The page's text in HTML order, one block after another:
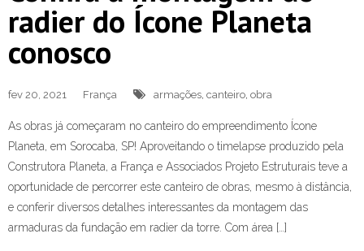
PROJETOS ESTRUTURAIS
NOVIDADES
CONTATO
radier do Ícone Planeta
conosco
fev 20, 2021 França armações canteiro obra
As obras já começaram no canteiro do empreendimento Ícone
Planeta, em Sorocaba, SP! Aproveitando o timelapse produzido pela
Construtora Planeta, a França e Associados Projeto Estruturais teve a
oportunidade de percorrer este canteiro de obras, mesmo à distância,
e conferir diversos detalhes interessantes da montagem das
armaduras da fundação em radier da torre. Com área […]